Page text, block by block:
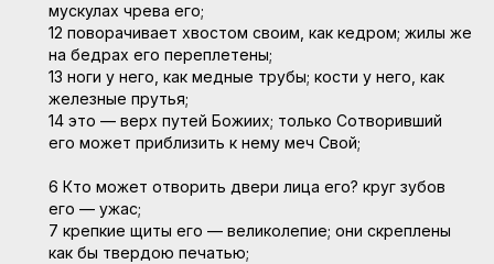
мускулах чрева его;
12 поворачивает хвостом своим, как кедром; жилы же
на бедрах его переплетены;
13 ноги у него, как медные трубы; кости у него, как
железные прутья;
14 это — верх путей Божиих; только Сотворивший
его может приблизить к нему меч Свой;
6 Кто может отворить двери лица его? круг зубов
его — ужас;
7 крепкие щиты его — великолепие; они скреплены
как бы твердою печатью;